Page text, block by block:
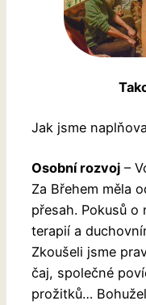
Jak jsme
Osobní rozvoj –
Za Břehem měla
přesah. Pokusů
terapií a
Zkoušeli jsme
čaj, společné
prožitků…